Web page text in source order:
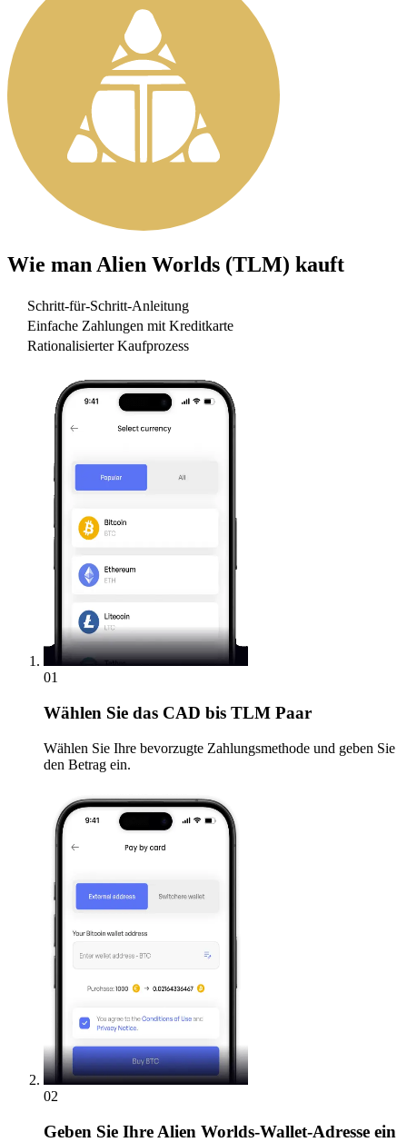
Wie man Alien Worlds (TLM) kauft
Schritt-für-Schritt-Anleitung
Einfache Zahlungen mit Kreditkarte
Rationalisierter Kaufprozess
01
Wählen Sie das CAD bis TLM Paar
Wählen Sie Ihre bevorzugte Zahlungsmethode und geben Sie
den Betrag ein.
02
Geben Sie Ihre Alien Worlds-Wallet-Adresse ein